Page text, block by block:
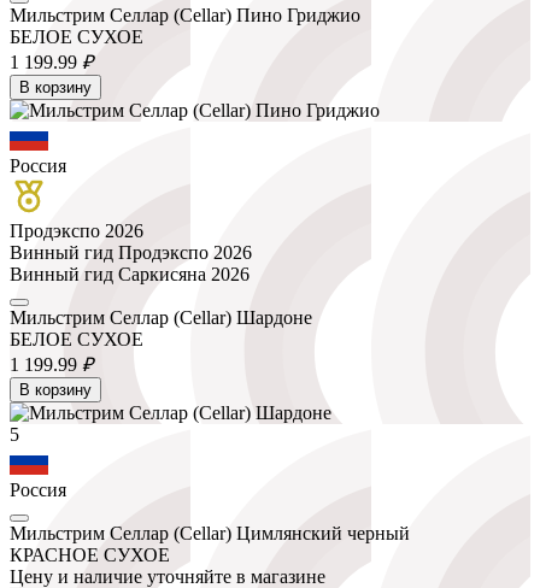
Мильстрим Селлар (Cellar) Пино Гриджио
БЕЛОЕ СУХОЕ
1 199.99 ₽
В корзину
Россия
Продэкспо 2026
Винный гид Продэкспо 2026
Винный гид Саркисяна 2026
Мильстрим Селлар (Cellar) Шардоне
БЕЛОЕ СУХОЕ
1 199.99 ₽
В корзину
5
Россия
Мильстрим Селлар (Cellar) Цимлянский черный
КРАСНОЕ СУХОЕ
Цену и наличие уточняйте в магазине